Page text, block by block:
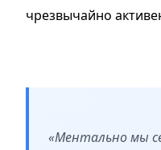
чрезвычайно
«Ментально мы